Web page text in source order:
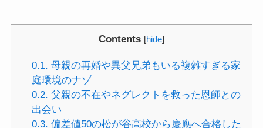
Contents [hide]
0.1. 母親の再婚や異父兄弟もいる複雑すぎる家
庭環境のナゾ
0.2. 父親の不在やネグレクトを救った恩師との
出会い
0.3. 偏差値50の松が谷高校から慶應へ合格した